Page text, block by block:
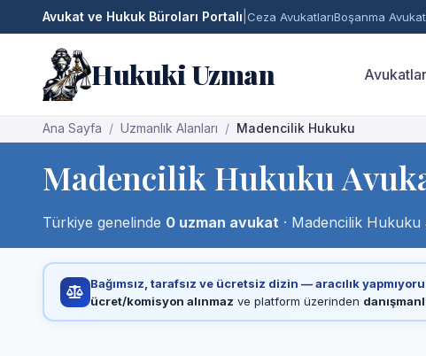
Avukat ve Hukuk Büroları Portalı Ceza AvukatlarıBoşanma
Hukuki Uzman Avukatlar
Ana Sayfa Uzmanlık Alanları Madencilik Hukuku
Madencilik Hukuku
Türkiye genelinde 0 uzman avukat · Madencilik
Bağımsız, tarafsız ve ücretsiz dizin — aracılık
ücret/komisyon alınmaz ve platform üzerinden